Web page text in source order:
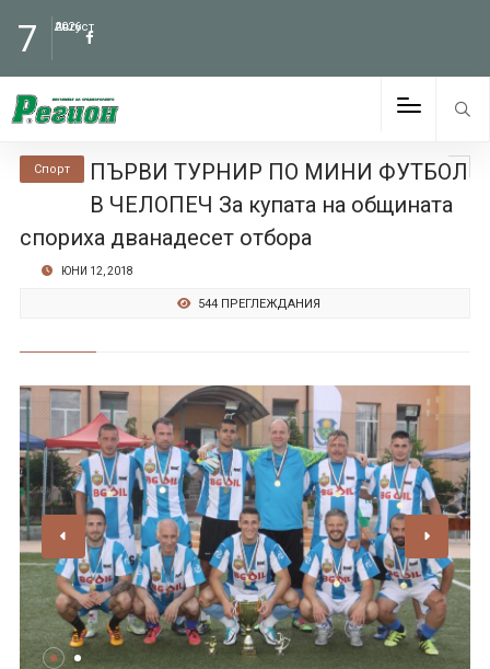
7 Август
2026
Спорт
ПЪРВИ ТУРНИР ПО МИНИ ФУТБОЛ
В ЧЕЛОПЕЧ За купата на общината
спориха дванадесет отбора
ЮНИ 12, 2018
544 ПРЕГЛЕЖДАНИЯ